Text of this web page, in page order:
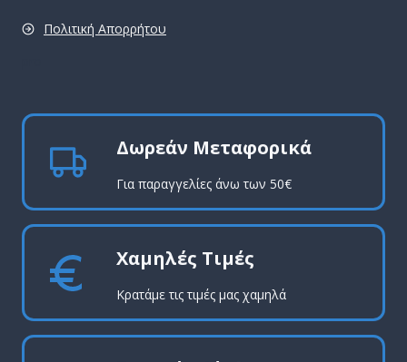
Πολιτική Απορρήτου
Δωρεάν Μεταφορικά
Για παραγγελίες άνω των 50€
Χαμηλές Τιμές
Κρατάμε τις τιμές μας χαμηλά